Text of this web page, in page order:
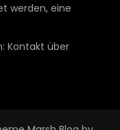
werden, eine
Kontakt über